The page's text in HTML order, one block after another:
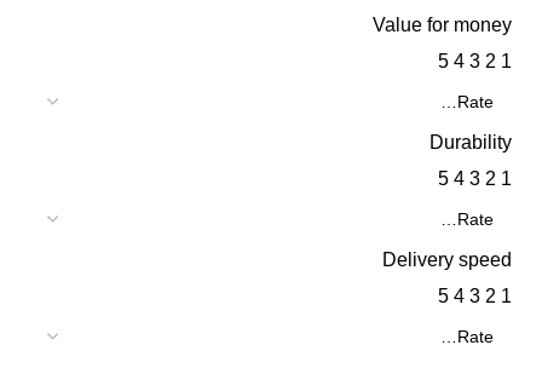
Value for money
1
2
3
4
5
Durability
1
2
3
4
5
Delivery speed
1
2
3
4
5